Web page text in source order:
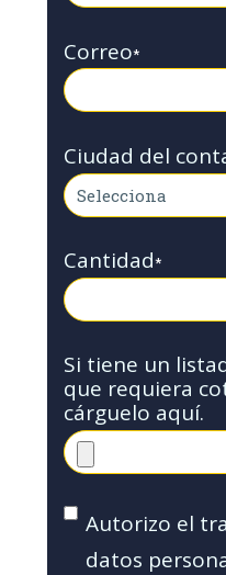
Correo*
Ciudad del
Cantidad*
Si tiene un
que requiera
cárguelo aquí.
Autorizo el
datos